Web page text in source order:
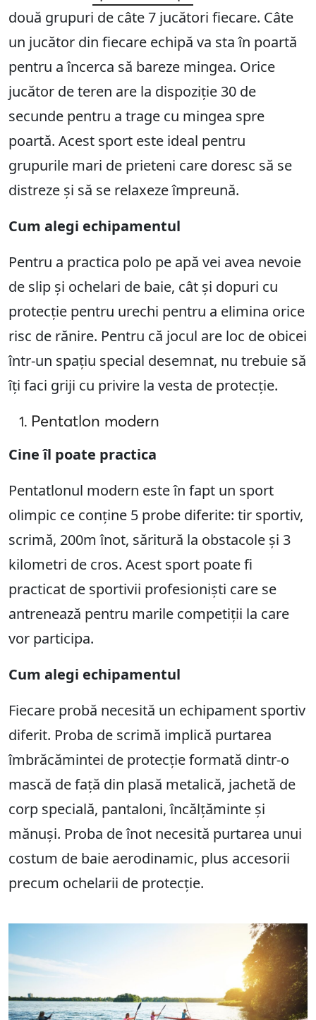
două grupuri de câte 7 jucători fiecare. Câte
un jucător din fiecare echipă va sta în poartă
pentru a încerca să bareze mingea. Orice
jucător de teren are la dispoziție 30 de
secunde pentru a trage cu mingea spre
poartă. Acest sport este ideal pentru
grupurile mari de prieteni care doresc să se
distreze și să se relaxeze împreună.
Cum alegi echipamentul
Pentru a practica polo pe apă vei avea nevoie
de slip și ochelari de baie, cât și dopuri cu
protecție pentru urechi pentru a elimina orice
risc de rănire. Pentru că jocul are loc de obicei
într-un spațiu special desemnat, nu trebuie să
îți faci griji cu privire la vesta de protecție.
Pentatlon modern
Cine îl poate practica
Pentatlonul modern este în fapt un sport
olimpic ce conține 5 probe diferite: tir sportiv,
scrimă, 200m înot, săritură la obstacole și 3
kilometri de cros. Acest sport poate fi
practicat de sportivii profesioniști care se
antrenează pentru marile competiții la care
vor participa.
Cum alegi echipamentul
Fiecare probă necesită un echipament sportiv
diferit. Proba de scrimă implică purtarea
îmbrăcămintei de protecție formată dintr-o
mască de față din plasă metalică, jachetă de
corp specială, pantaloni, încălțăminte și
mănuși. Proba de înot necesită purtarea unui
costum de baie aerodinamic, plus accesorii
precum ochelarii de protecție.